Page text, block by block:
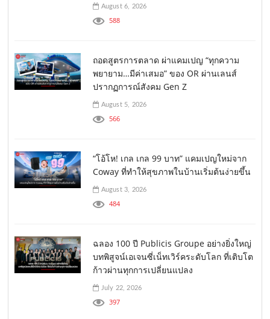
August 6, 2026
588
ถอดสูตรการตลาด ผ่าแคมเปญ “ทุกความ
พยายาม…มีค่าเสมอ” ของ OR ผ่านเลนส์
ปรากฏการณ์สังคม Gen Z
August 5, 2026
566
“โอ้โห! เกล เกล 99 บาท” แคมเปญใหม่จาก
Coway ที่ทำให้สุขภาพในบ้านเริ่มต้นง่ายขึ้น
August 3, 2026
484
ฉลอง 100 ปี Publicis Groupe อย่างยิ่งใหญ่
บทพิสูจน์เอเจนซี่เน็ทเวิร์คระดับโลก ที่เติบโต
ก้าวผ่านทุกการเปลี่ยนแปลง
July 22, 2026
397